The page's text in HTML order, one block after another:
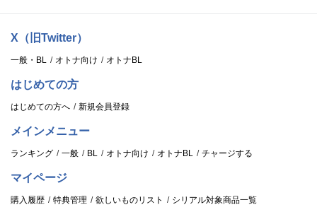
X（旧Twitter）
一般・BL オトナ向け オトナBL
はじめての方
はじめての方へ 新規会員登録
メインメニュー
ランキング 一般 BL オトナ向け オトナBL チャージする
マイページ
購入履歴 特典管理 欲しいものリスト シリアル対象商品一覧